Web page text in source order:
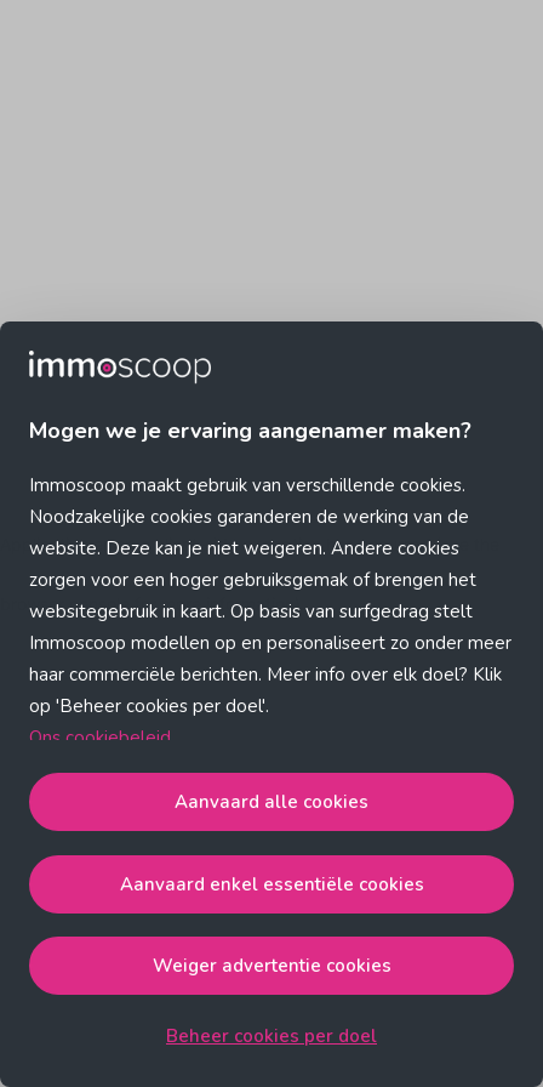
Mogen we je ervaring aangenamer maken?
Immoscoop maakt gebruik van verschillende cookies.
Noodzakelijke cookies garanderen de werking van de
website. Deze kan je niet weigeren. Andere cookies
zorgen voor een hoger gebruiksgemak of brengen het
websitegebruik in kaart. Op basis van surfgedrag stelt
Immoscoop modellen op en personaliseert zo onder meer
haar commerciële berichten. Meer info over elk doel? Klik
op 'Beheer cookies per doel'.
Ons cookiebeleid
Aanvaard alle cookiesgaat akkoord met de strict
noodzakelijke, analytische, functionele en advertentie
cookies.
de strict noodzakelijke cookies.
Weiger advertentie cookiesgaat akkoord met de strict
Aanvaard alle cookies
Aanvaard enkel essentiële cookies
Weiger advertentie cookies
Beheer cookies per doel
Application error: a client-side exception has occurred (see the
browser console for more information)